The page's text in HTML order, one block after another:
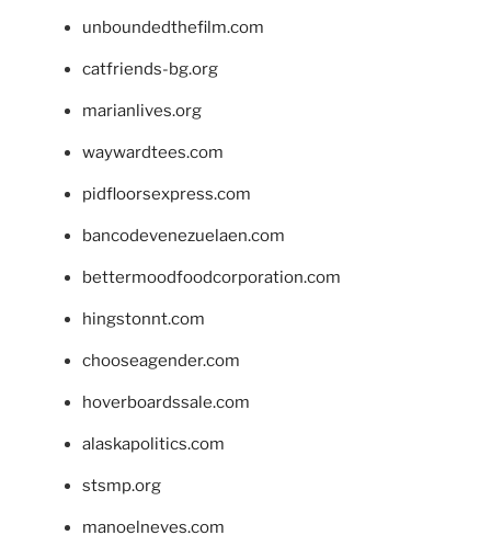
unboundedthefilm.com
catfriends-bg.org
marianlives.org
waywardtees.com
pidfloorsexpress.com
bancodevenezuelaen.com
bettermoodfoodcorporation.com
hingstonnt.com
chooseagender.com
hoverboardssale.com
alaskapolitics.com
stsmp.org
manoelneves.com